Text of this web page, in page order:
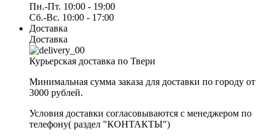
Пн.-Пт. 10:00 - 19:00
Сб.-Вс. 10:00 - 17:00
Доставка
Доставка
Курьерская доставка по Твери
Минимальная сумма заказа для доставки по городу от
3000 рублей.
Условия доставки согласовываются с менеджером по
телефону( раздел "КОНТАКТЫ")